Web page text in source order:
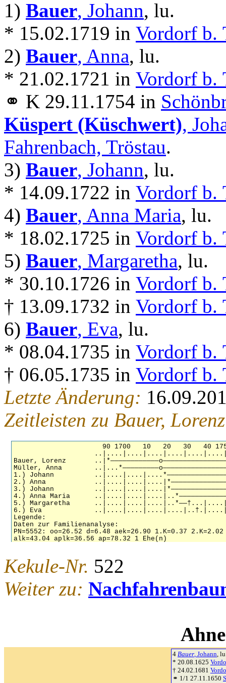
1) Bauer, Johann, lu.
* 15.02.1719 in Vordorf b.
2) Bauer, Anna, lu.
* 21.02.1721 in Vordorf b.
⚭ K 29.11.1754 in
Küspert (Küschwert),
Fahrenbach, Tröstau.
3) Bauer, Johann, lu.
* 14.09.1722 in Vordorf b.
4) Bauer, Anna Maria, lu.
* 18.02.1725 in Vordorf b.
5) Bauer, Margaretha, lu.
* 30.10.1726 in Vordorf b.
† 13.09.1732 in Vordorf b.
6) Bauer, Eva, lu.
* 08.04.1735 in Vordorf b.
† 06.05.1735 in Vordorf b.
Letzte Änderung:
Zeitleisten zu Bauer,
Kekule-Nr. 522
Weiter zu:
4 Bauer, Johann,
* 20.08.1625
† 24.02.1681
⚭ 1/1 27.11.1650